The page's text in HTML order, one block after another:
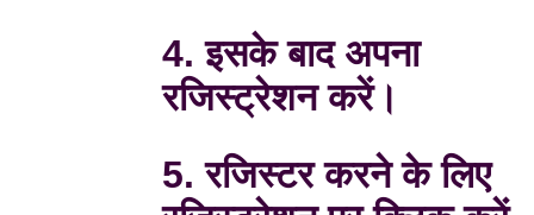
4. इसके बाद अपना
रजिस्ट्रेशन करें।
5. रजिस्टर करने के लिए